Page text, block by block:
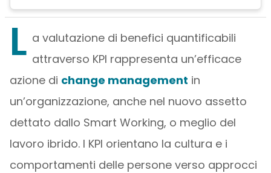
L a valutazione di benefici quantificabili
attraverso KPI rappresenta un’efficace
azione di change management in
un’organizzazione, anche nel nuovo assetto
dettato dallo Smart Working, o meglio del
lavoro ibrido. I KPI orientano la cultura e i
comportamenti delle persone verso approcci